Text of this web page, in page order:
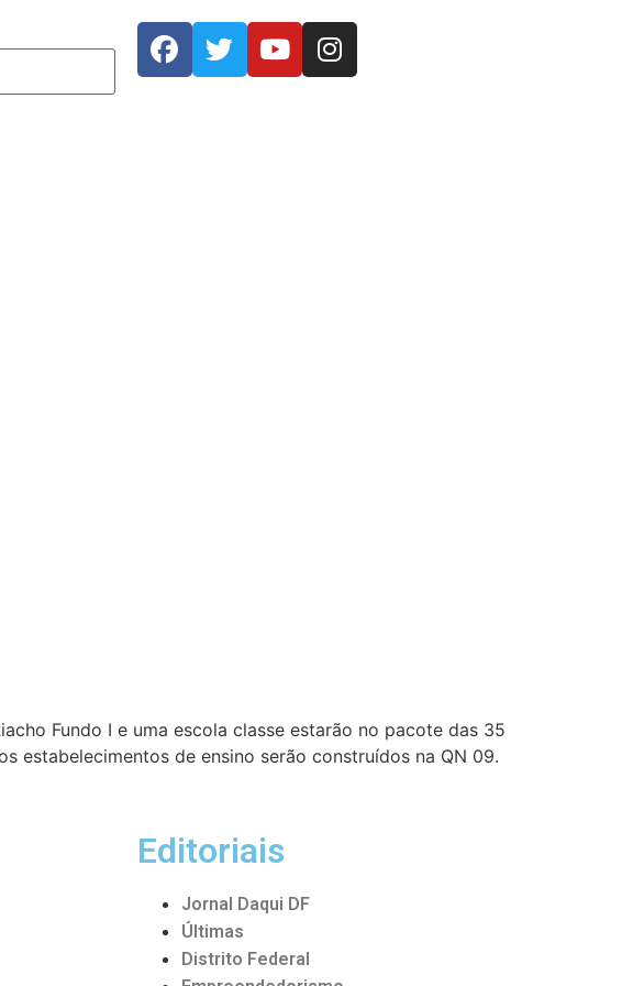
Fundo I e uma escola classe estarão no pacote das 35
estabelecimentos de ensino serão construídos na QN 09.
Editoriais
Jornal Daqui DF
Últimas
Distrito Federal